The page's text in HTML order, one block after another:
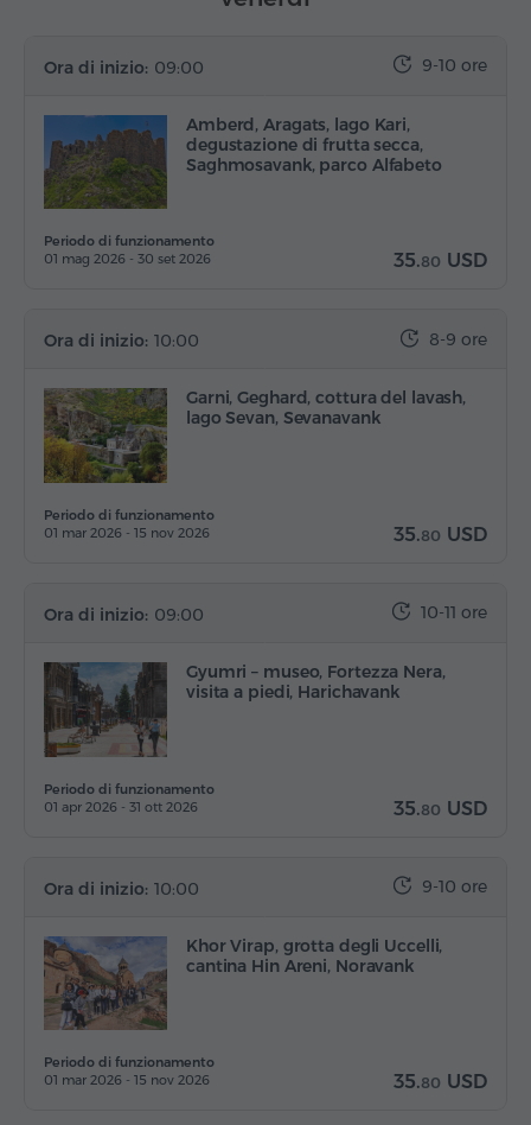
Amberd, Aragats, lago Kari,
degustazione di frutta secca,
Saghmosavank, parco Alfabeto
9-10 ore
Ora di inizio: 09:00
35.80 USD
Periodo di funzionamento
01 mag 2026 - 30 set 2026
Garni, Geghard, cottura del lavash,
lago Sevan, Sevanavank
8-9 ore
Ora di inizio: 10:00
35.80 USD
Periodo di funzionamento
01 mar 2026 - 15 nov 2026
Gyumri – museo, Fortezza Nera,
visita a piedi, Harichavank
10-11 ore
Ora di inizio: 09:00
35.80 USD
Periodo di funzionamento
01 apr 2026 - 31 ott 2026
Khor Virap, grotta degli Uccelli,
cantina Hin Areni, Noravank
9-10 ore
Ora di inizio: 10:00
35.80 USD
Periodo di funzionamento
01 mar 2026 - 15 nov 2026